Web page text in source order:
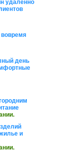
удаленно
день
и